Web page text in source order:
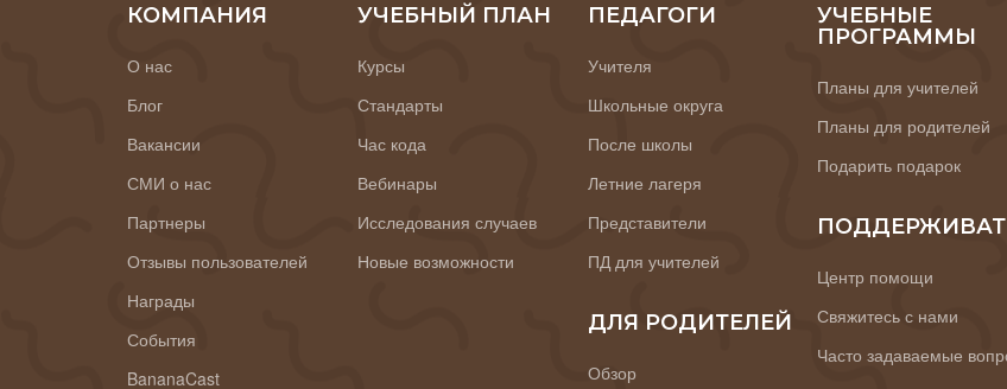
КОМПАНИЯ
О нас
Блог
Вакансии
СМИ о нас
Партнеры
Отзывы пользователей
Награды
События
BananaCast
УЧЕБНЫЙ ПЛАН
Курсы
Стандарты
Час кода
Вебинары
Исследования случаев
Новые возможности
ПЕДАГОГИ
Учителя
Школьные округа
После школы
Летние лагеря
Представители
ПД для учителей
ДЛЯ РОДИТЕЛЕЙ
Обзор
УЧЕБНЫЕ
ПРОГРАММЫ
Планы для учителей
Планы для родителей
Подарить подарок
Центр помощи
Свяжитесь с нами
Часто задаваемые